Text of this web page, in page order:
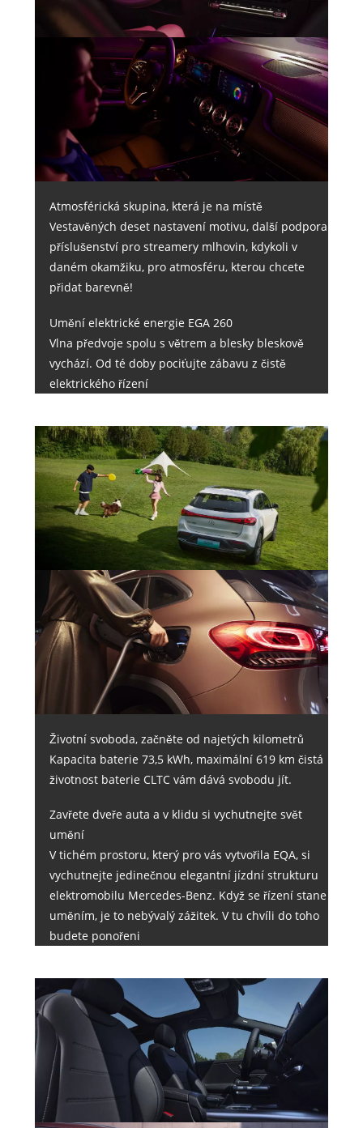
Atmosférická skupina, která je na místě
Vestavěných deset nastavení motivu, další podpora
příslušenství pro streamery mlhovin, kdykoli v
daném okamžiku, pro atmosféru, kterou chcete
přidat barevně!
Umění elektrické energie EGA 260
Vlna předvoje spolu s větrem a blesky bleskově
vychází. Od té doby pociťujte zábavu z čistě
elektrického řízení
Životní svoboda, začněte od najetých kilometrů
Kapacita baterie 73,5 kWh, maximální 619 km čistá
životnost baterie CLTC vám dává svobodu jít.
Zavřete dveře auta a v klidu si vychutnejte svět
umění
V tichém prostoru, který pro vás vytvořila EQA, si
vychutnejte jedinečnou elegantní jízdní strukturu
elektromobilu Mercedes-Benz. Když se řízení stane
uměním, je to nebývalý zážitek. V tu chvíli do toho
budete ponořeni